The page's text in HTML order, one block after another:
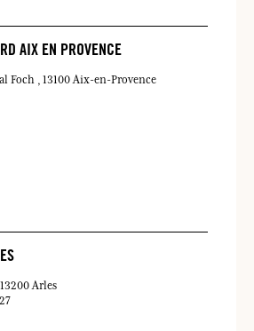
AIX EN PROVENCE
Foch
13100 Aix-en-Provence
13200 Arles